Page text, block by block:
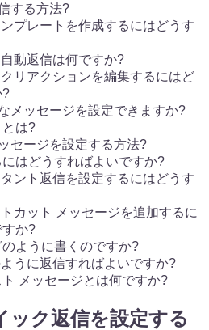
する方法?
プレートを作成するにはどうす
動返信は何ですか?
リアクションを編集するにはど
?
メッセージを設定できますか?
とは?
セージを設定する方法?
はどうすればよいですか?
ント返信を設定するにはどうす
カット メッセージを追加するに
か?
ように書くのですか?
うに返信すればよいですか?
メッセージとは何ですか?
ク返信を設定する